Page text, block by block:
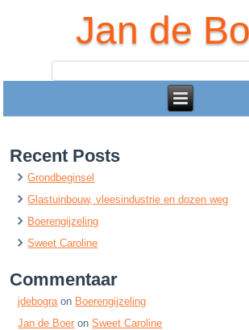
Jan de
Recent Posts
Grondbeginsel
Glastuinbouw, vleesindustrie en dozen weg
Boerengijzeling
Sweet Caroline
Commentaar
jdebograon Boerengijzeling
Jan de Boer onSweet Caroline